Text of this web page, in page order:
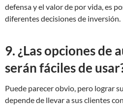
defensa y el valor de por vida, es
diferentes decisiones de inversión.
9. ¿Las opciones de
serán fáciles de
Puede parecer obvio, pero lograr
depende de llevar a sus clientes